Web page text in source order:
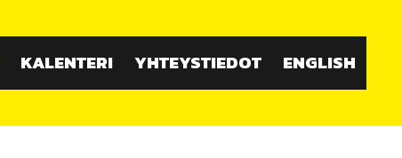
KALENTERI YHTEYSTIEDOT ENGLISH